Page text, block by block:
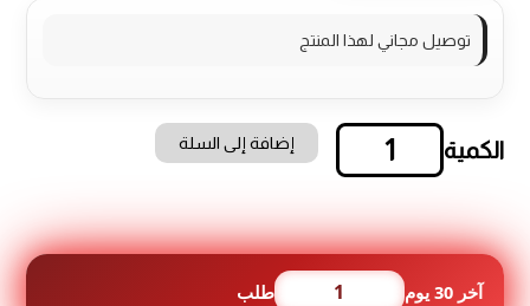
توصيل مجاني لهذا المنتج
كمية
,
5D
إضافة إلى السلة
آخر 30 يوم 1 طلب